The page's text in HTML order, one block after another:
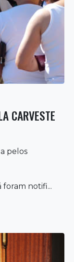
CARVESTE
pelos
foram notifi...